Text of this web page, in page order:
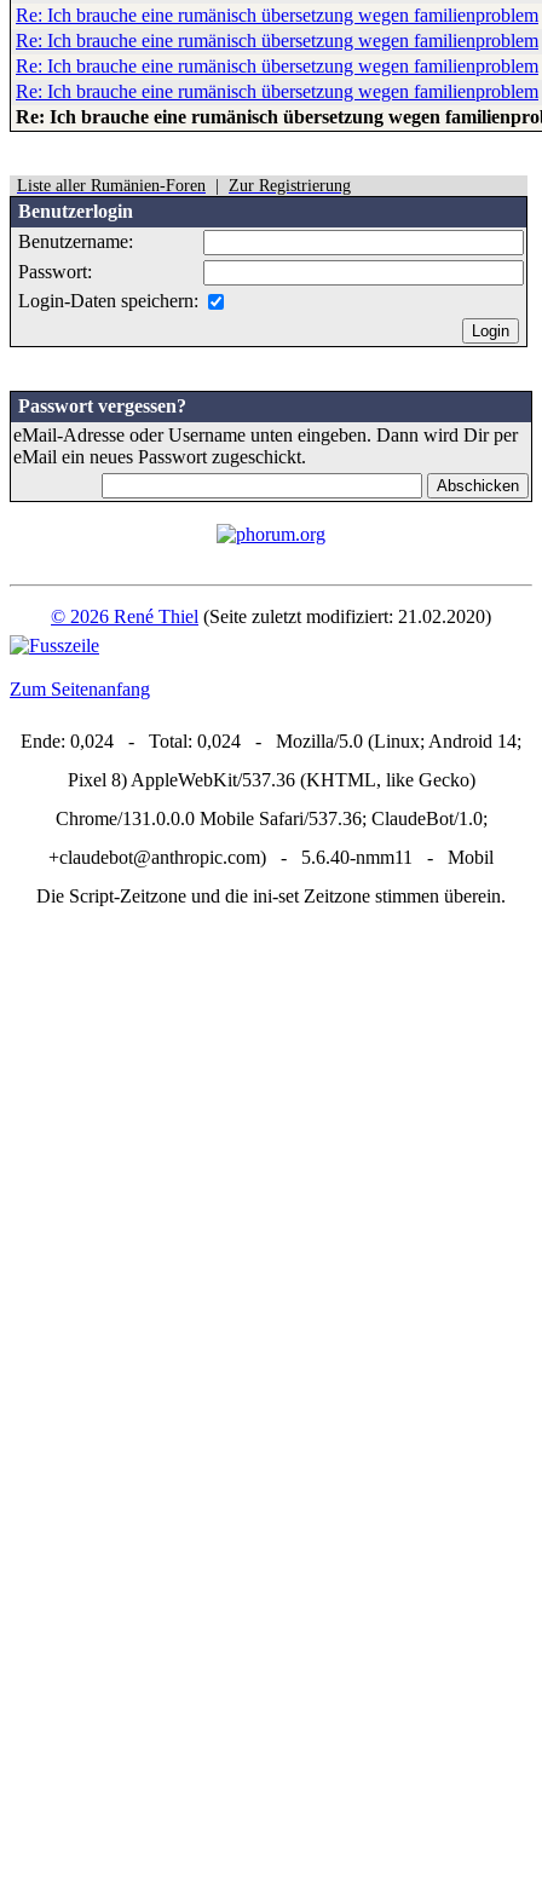
Re: Ich brauche eine rumänisch übersetzung wegen familienproblem
Re: Ich brauche eine rumänisch übersetzung wegen familienproblem
Re: Ich brauche eine rumänisch übersetzung wegen familienproblem
Re: Ich brauche eine rumänisch übersetzung wegen familienproblem
Re: Ich brauche eine rumänisch übersetzung wegen
Liste aller Rumänien-Foren Zur Registrierung
Benutzerlogin
Benutzername:
Passwort:
Login-Daten speichern:
Passwort vergessen?
eMail-Adresse oder Username unten eingeben. Dann wird Dir per
eMail ein neues Passwort zugeschickt.
© 2026 René Thiel (Seite zuletzt modifiziert: 21.02.2020)
Zum Seitenanfang
Ende: 0,024 - Total: 0,024 - Mozilla/5.0 (Linux; Android 14;
Pixel 8) AppleWebKit/537.36 (KHTML, like Gecko)
Chrome/131.0.0.0 Mobile Safari/537.36; ClaudeBot/1.0;
+claudebot@anthropic.com) - 5.6.40-nmm11 - Mobil
Die Script-Zeitzone und die ini-set Zeitzone stimmen überein.